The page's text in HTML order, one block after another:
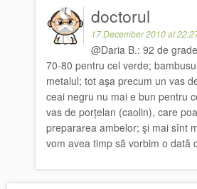
doctorul
17 December 2010 at
@Daria B.: 92 de
70-80 pentru cel verde;
metalul; tot aşa precum un vas
ceai negru nu mai e bun pentru
vas de porțelan (caolin), care
prepararea ambelor; şi mai sînt
vom avea timp să vorbim o dată